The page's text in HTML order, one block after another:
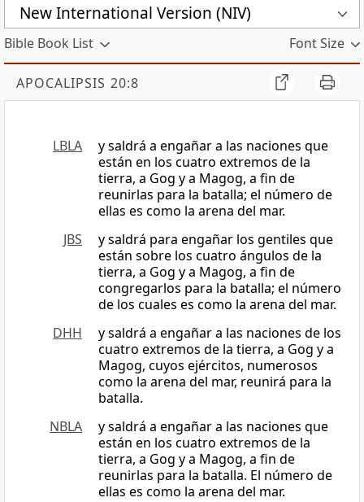
New International Version (NIV)
Bible Book List Font Size
APOCALIPSIS 20:8
LBLA
y saldrá a engañar a las naciones que
están en los cuatro extremos de la
tierra, a Gog y a Magog, a fin de
reunirlas para la batalla; el número de
ellas es como la arena del mar.
JBS
y saldrá para engañar los gentiles que
están sobre los cuatro ángulos de la
tierra, a Gog y a Magog, a fin de
congregarlos para la batalla; el número
de los cuales es como la arena del mar.
DHH
y saldrá a engañar a las naciones de los
cuatro extremos de la tierra, a Gog y a
Magog, cuyos ejércitos, numerosos
como la arena del mar, reunirá para la
batalla.
NBLA
y saldrá a engañar a las naciones que
están en los cuatro extremos de la
tierra, a Gog y a Magog, a fin de
reunirlas para la batalla. El número de
ellas es como la arena del mar.